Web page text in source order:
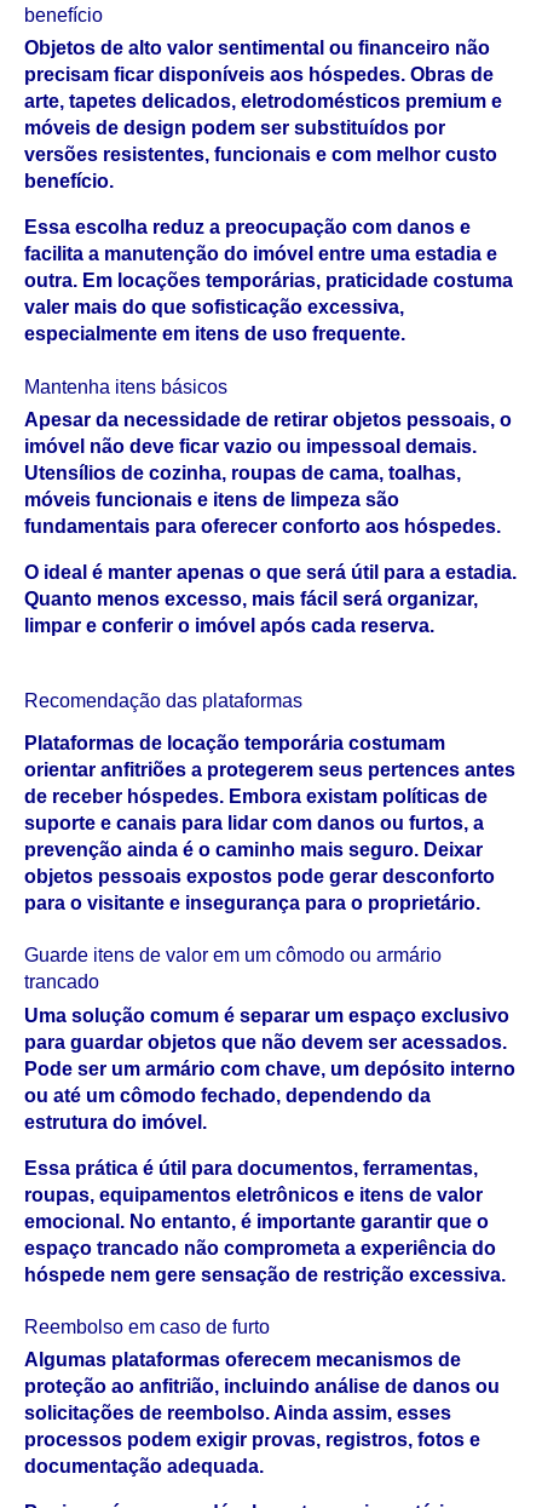
benefício
Objetos de alto valor sentimental ou financeiro não
precisam ficar disponíveis aos hóspedes. Obras de
arte, tapetes delicados, eletrodomésticos premium e
móveis de design podem ser substituídos por
versões resistentes, funcionais e com melhor custo
benefício.
Essa escolha reduz a preocupação com danos e
facilita a manutenção do imóvel entre uma estadia e
outra. Em locações temporárias, praticidade costuma
valer mais do que sofisticação excessiva,
especialmente em itens de uso frequente.
Mantenha itens básicos
Apesar da necessidade de retirar objetos pessoais, o
imóvel não deve ficar vazio ou impessoal demais.
Utensílios de cozinha, roupas de cama, toalhas,
móveis funcionais e itens de limpeza são
fundamentais para oferecer conforto aos hóspedes.
O ideal é manter apenas o que será útil para a estadia.
Quanto menos excesso, mais fácil será organizar,
limpar e conferir o imóvel após cada reserva.
Recomendação das plataformas
Plataformas de locação temporária costumam
orientar anfitriões a protegerem seus pertences antes
de receber hóspedes. Embora existam políticas de
suporte e canais para lidar com danos ou furtos, a
prevenção ainda é o caminho mais seguro. Deixar
objetos pessoais expostos pode gerar desconforto
para o visitante e insegurança para o proprietário.
Guarde itens de valor em um cômodo ou armário
trancado
Uma solução comum é separar um espaço exclusivo
para guardar objetos que não devem ser acessados.
Pode ser um armário com chave, um depósito interno
ou até um cômodo fechado, dependendo da
estrutura do imóvel.
Essa prática é útil para documentos, ferramentas,
roupas, equipamentos eletrônicos e itens de valor
emocional. No entanto, é importante garantir que o
espaço trancado não comprometa a experiência do
hóspede nem gere sensação de restrição excessiva.
Reembolso em caso de furto
Algumas plataformas oferecem mecanismos de
proteção ao anfitrião, incluindo análise de danos ou
solicitações de reembolso. Ainda assim, esses
processos podem exigir provas, registros, fotos e
documentação adequada.